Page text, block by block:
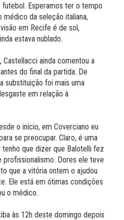
futebol. Esperamos ter o tempo
da seleção italiana,
em Recife é de sol,
estava nublado.
ainda comentou a
do final da partida. De
substituição foi mais uma
em relação à
o início, em Coverciano eu
se preocupar. Claro, é uma
que dizer que Balotelli fez
Dores ele teve
que a vitória ontem o ajudou
Ele está em ótimas condições
o médico.
às 12h deste domingo depois